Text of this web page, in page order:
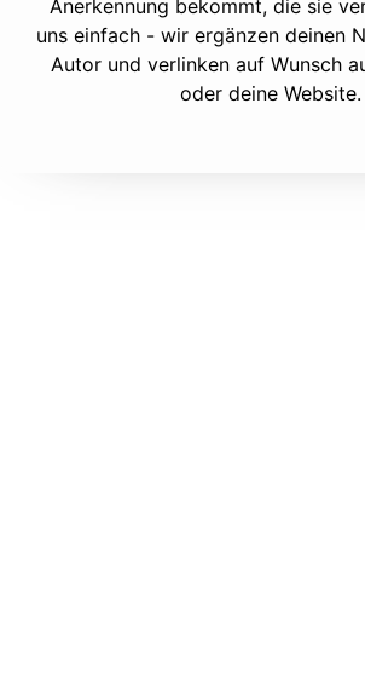
Anerkennung bekommt, die sie
uns einfach - wir ergänzen deinen
Autor und verlinken auf Wunsch
oder deine Website.